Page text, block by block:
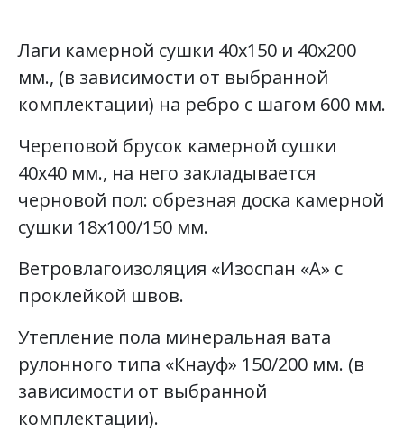
Лаги камерной сушки 40х150 и 40х200
мм., (в зависимости от выбранной
комплектации) на ребро с шагом 600 мм.
Череповой брусок камерной сушки
40х40 мм., на него закладывается
черновой пол: обрезная доска камерной
сушки 18х100/150 мм.
Ветровлагоизоляция «Изоспан «А» с
проклейкой швов.
Утепление пола минеральная вата
рулонного типа «Кнауф» 150/200 мм. (в
зависимости от выбранной
комплектации).